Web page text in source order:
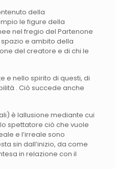
della
le figure della
nel fregio del Partenone
e ambito della
del creatore e di chi le
e nello spirito di questi, di
. Ciò succede anche
è lallusione mediante cui
spettatore ciò che vuole
e l’irreale sono
sin dall’inizio, da come
in relazione con il